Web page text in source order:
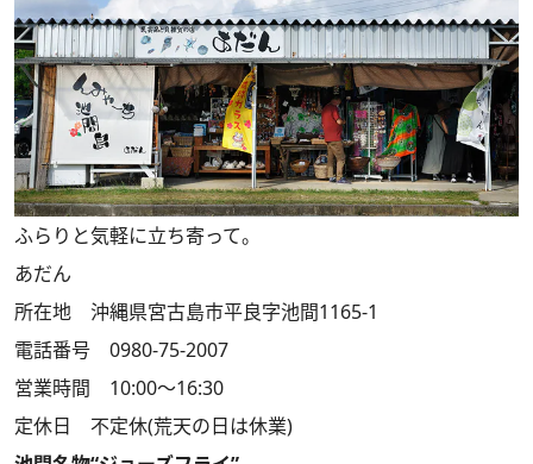
ふらりと気軽に立ち寄って。
あだん
所在地 沖縄県宮古島市平良字池間1165-1
電話番号 0980-75-2007
営業時間 10:00～16:30
定休日 不定休(荒天の日は休業)